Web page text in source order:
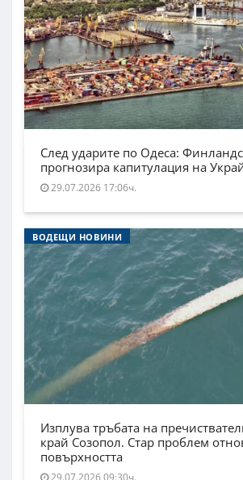
След ударите по Одеса:
прогнозира капитулация на
29.07.2026 17:06ч.
ВОДЕЩИ НОВИНИ
Изплува тръбата на
край Созопол. Стар проблем
повърхността
29.07.2026 09:30ч.